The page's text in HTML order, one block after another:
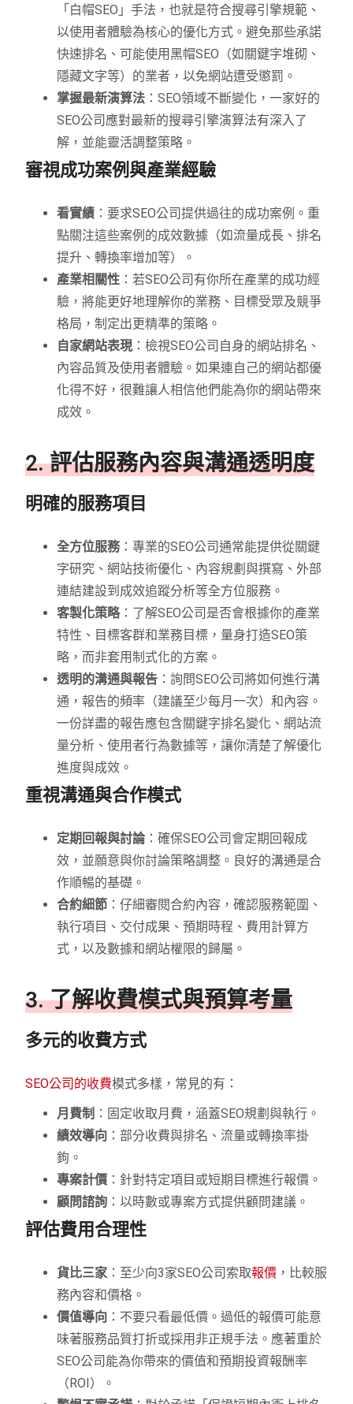
「白帽SEO」手法，也就是符合搜尋引擎規範、
以使用者體驗為核心的優化方式。避免那些承諾
快速排名、可能使用黑帽SEO（如關鍵字堆砌、
隱藏文字等）的業者，以免網站遭受懲罰。
掌握最新演算法 ：SEO領域不斷變化，一家好的
SEO公司應對最新的搜尋引擎演算法有深入了
解，並能靈活調整策略。
審視成功案例與產業經驗
看實績 ：要求SEO公司提供過往的成功案例。重
點關注這些案例的成效數據（如流量成長、排名
提升、轉換率增加等）。
產業相關性 ：若SEO公司有你所在產業的成功經
驗，將能更好地理解你的業務、目標受眾及競爭
格局，制定出更精準的策略。
自家網站表現 ：檢視SEO公司自身的網站排名、
內容品質及使用者體驗。如果連自己的網站都優
化得不好，很難讓人相信他們能為你的網站帶來
成效。
2. 評估服務內容與溝通透明度
明確的服務項目
全方位服務 ：專業的SEO公司通常能提供從關鍵
字研究、網站技術優化、內容規劃與撰寫、外部
連結建設到成效追蹤分析等全方位服務。
客製化策略：了解SEO公司是否會根據你的產業
特性、目標客群和業務目標，量身打造SEO策
略，而非套用制式化的方案。
透明的溝通與報告 ：詢問SEO公司將如何進行溝
通，報告的頻率（建議至少每月一次）和內容。
一份詳盡的報告應包含關鍵字排名變化、網站流
量分析、使用者行為數據等，讓你清楚了解優化
進度與成效。
重視溝通與合作模式
定期回報與討論 ：確保SEO公司會定期回報成
效，並願意與你討論策略調整。良好的溝通是合
作順暢的基礎。
合約細節 ：仔細審閱合約內容，確認服務範圍、
執行項目、交付成果、預期時程、費用計算方
式，以及數據和網站權限的歸屬。
3. 了解收費模式與預算考量
多元的收費方式
SEO公司的收費模式多樣，常見的有：
月費制 ：固定收取月費，涵蓋SEO規劃與執行。
績效導向 ：部分收費與排名、流量或轉換率掛
鉤。
專案計價 ：針對特定項目或短期目標進行報價。
顧問諮詢 ：以時數或專案方式提供顧問建議。
評估費用合理性
貨比三家 ：至少向3家SEO公司索取報價 ，比較服
務內容和價格。
價值導向 ：不要只看最低價。過低的報價可能意
味著服務品質打折或採用非正規手法。應著重於
SEO公司能為你帶來的價值和預期投資報酬率
（ROI）。